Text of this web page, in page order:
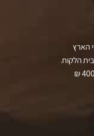
הארץ
הלקוח.